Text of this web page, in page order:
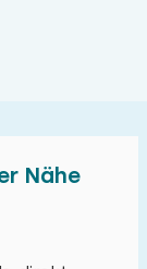
Nähe